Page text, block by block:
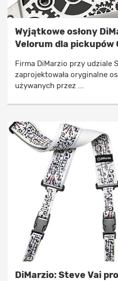
Wyjątkowe osłony
Velorum dla
Firma DiMarzio przy udziale
zaprojektowała oryginalne
używanych przez ...
DiMarzio: Steve Vai